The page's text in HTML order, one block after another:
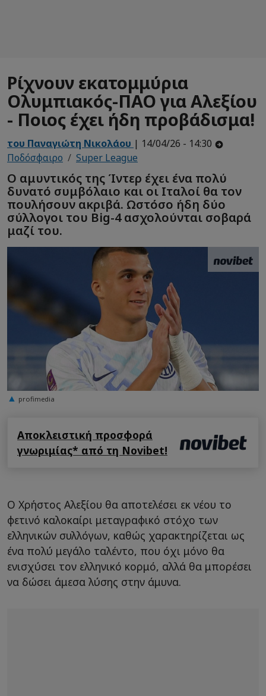
Ρίχνουν εκατομμύρια
Ολυμπιακός-ΠΑΟ για Αλεξίου
- Ποιος έχει ήδη προβάδισμα!
του Παναγιώτη Νικολάου | 14/04/26 - 14:30
Ποδόσφαιρο
Super League
Ο αμυντικός της Ίντερ έχει ένα πολύ
δυνατό συμβόλαιο και οι Ιταλοί θα τον
πουλήσουν ακριβά. Ωστόσο ήδη δύο
σύλλογοι του Big-4 ασχολούνται σοβαρά
μαζί του.
profimedia
Αποκλειστική προσφορά
γνωριμίας* από τη Novibet!
Ο Χρήστος Αλεξίου θα αποτελέσει εκ νέου το
φετινό καλοκαίρι μεταγραφικό στόχο των
ελληνικών συλλόγων, καθώς χαρακτηρίζεται ως
ένα πολύ μεγάλο ταλέντο, που όχι μόνο θα
ενισχύσει τον ελληνικό κορμό, αλλά θα μπορέσει
να δώσει άμεσα λύσης στην άμυνα.